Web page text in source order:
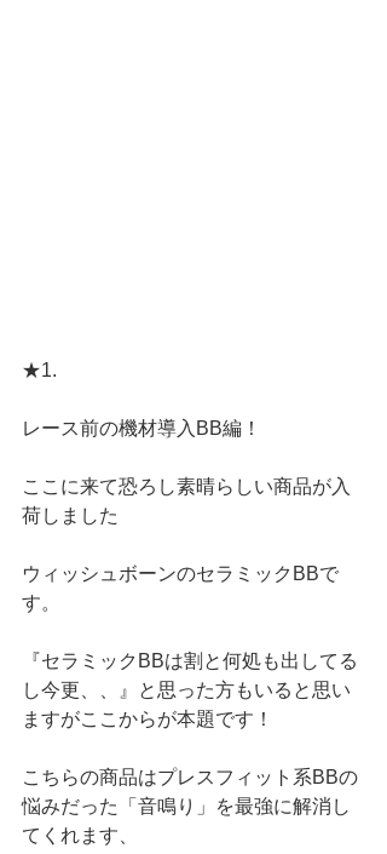
★1.
レース前の機材導入BB編！
ここに来て恐ろし素晴らしい商品が入
荷しました
ウィッシュボーンのセラミックBBで
す。
『セラミックBBは割と何処も出してる
し今更、、』と思った方もいると思い
ますがここからが本題です！
こちらの商品はプレスフィット系BBの
悩みだった「音鳴り」を最強に解消し
てくれます、